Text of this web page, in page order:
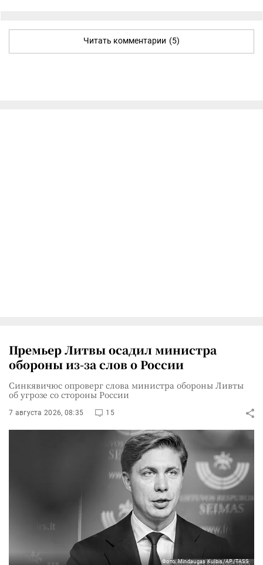
Читать комментарии (5)
Премьер Литвы осадил министра
обороны из-за слов о России
Синкявичюс опроверг слова министра обороны Ливты
об угрозе со стороны России
7 августа 2026, 08:35 15
Фото: Mindaugas Kulbis/AP/TASS